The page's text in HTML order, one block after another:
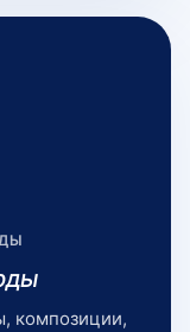
композиции,